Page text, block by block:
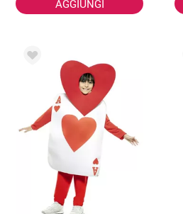
AGGIUNGI